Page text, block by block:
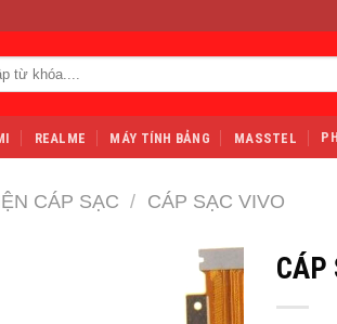
REALME MÁY TÍNH BẢNG MASSTEL
CÁP SẠC / CÁP SẠC VIVO
CÁP